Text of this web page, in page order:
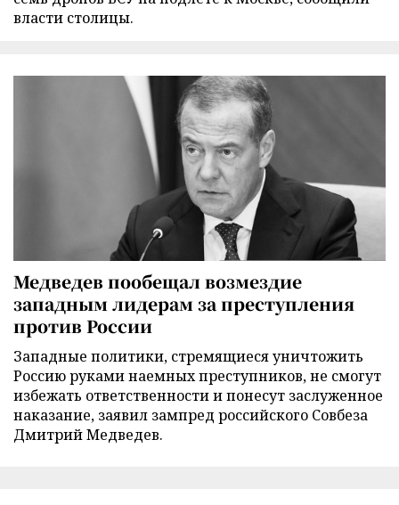
власти столицы.
Медведев пообещал возмездие
западным лидерам за преступления
против России
Западные политики, стремящиеся уничтожить
Россию руками наемных преступников, не смогут
избежать ответственности и понесут заслуженное
наказание, заявил зампред российского Совбеза
Дмитрий Медведев.